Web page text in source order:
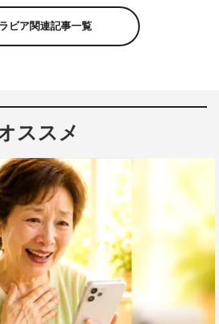
放っておけない伯朗は、楓と共に
ことに。そして、30億円もの遺産
き込まれていく。
リー『安全なビーナス』では、声
める。蒼井が演じるのは、本編に
ー「Venus」のオーナー兼バーテ
い容姿で物腰が柔らかく、悩みを
ぐすおいしいカクテルを提供す
と、シェリーの不思議な魅力と相
ビア関連記事一覧
ススメ